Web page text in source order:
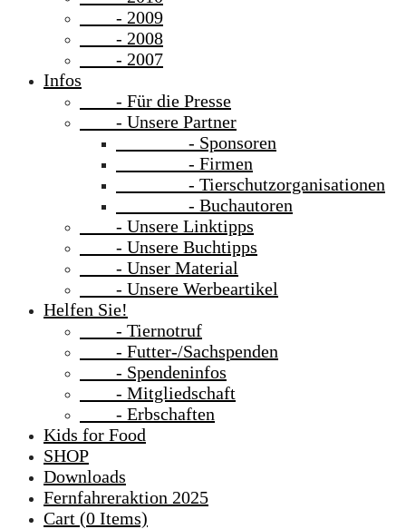
- 2009
- 2008
- 2007
Infos
- Für die Presse
- Unsere Partner
- Sponsoren
- Firmen
- Tierschutzorganisationen
- Buchautoren
- Unsere Linktipps
- Unsere Buchtipps
- Unser Material
- Unsere Werbeartikel
Helfen Sie!
- Tiernotruf
- Futter-/Sachspenden
- Spendeninfos
- Mitgliedschaft
- Erbschaften
Kids for Food
SHOP
Downloads
Fernfahreraktion 2025
Cart (0 Items)